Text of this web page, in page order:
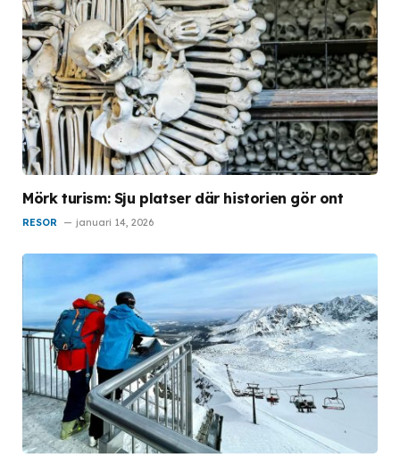
Mörk turism: Sju platser där historien gör ont
RESOR januari 14, 2026